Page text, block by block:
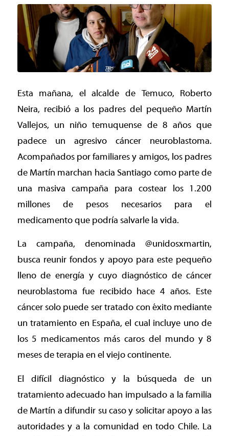
Esta mañana, el alcalde de Temuco, Roberto
Neira, recibió a los padres del pequeño Martín
Vallejos, un niño temuquense de 8 años que
padece un agresivo cáncer neuroblastoma.
Acompañados por familiares y amigos, los padres
de Martín marchan hacia Santiago como parte de
una masiva campaña para costear los 1.200
millones de pesos necesarios para el
medicamento que podría salvarle la vida.
La campaña, denominada @unidosxmartin,
busca reunir fondos y apoyo para este pequeño
lleno de energía y cuyo diagnóstico de cáncer
neuroblastoma fue recibido hace 4 años. Este
cáncer solo puede ser tratado con éxito mediante
un tratamiento en España, el cual incluye uno de
los 5 medicamentos más caros del mundo y 8
meses de terapia en el viejo continente.
El difícil diagnóstico y la búsqueda de un
tratamiento adecuado han impulsado a la familia
de Martín a difundir su caso y solicitar apoyo a las
autoridades y a la comunidad en todo Chile. La